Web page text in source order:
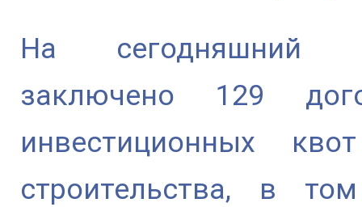
На сегодняшний
заключено 129
инвестиционных
строительства, в